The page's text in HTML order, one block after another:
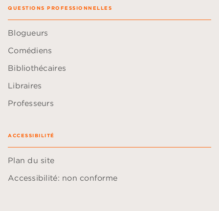
QUESTIONS PROFESSIONNELLES
Blogueurs
Comédiens
Bibliothécaires
Libraires
Professeurs
ACCESSIBILITÉ
Plan du site
Accessibilité: non conforme